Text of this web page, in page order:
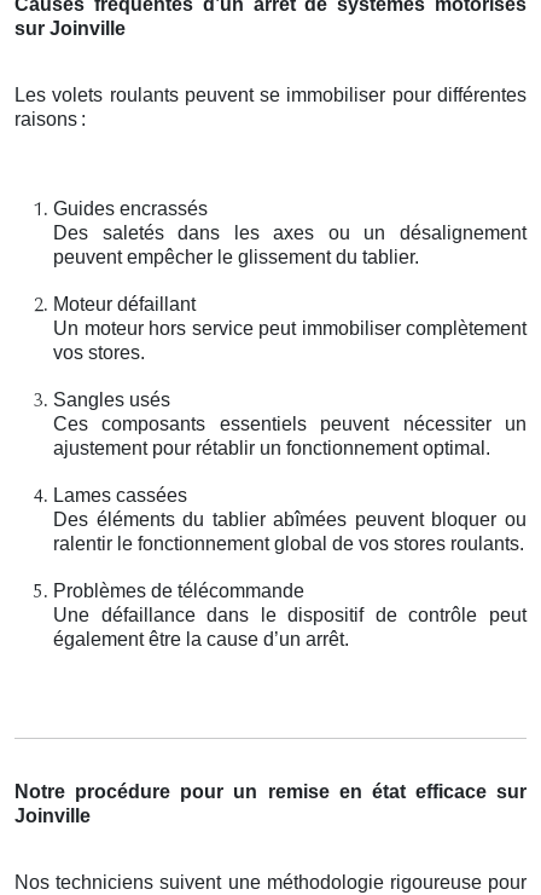
Causes fréquentes d’un arrêt de systèmes motorisés
sur Joinville
Les volets roulants peuvent se immobiliser pour différentes
raisons :
Guides encrassés
Des saletés dans les axes ou un désalignement
peuvent empêcher le glissement du tablier.
Moteur défaillant
Un moteur hors service peut immobiliser complètement
vos stores.
Sangles usés
Ces composants essentiels peuvent nécessiter un
ajustement pour rétablir un fonctionnement optimal.
Lames cassées
Des éléments du tablier abîmées peuvent bloquer ou
ralentir le fonctionnement global de vos stores roulants.
Problèmes de télécommande
Une défaillance dans le dispositif de contrôle peut
également être la cause d’un arrêt.
Notre procédure pour un remise en état efficace sur
Joinville
Nos techniciens suivent une méthodologie rigoureuse pour